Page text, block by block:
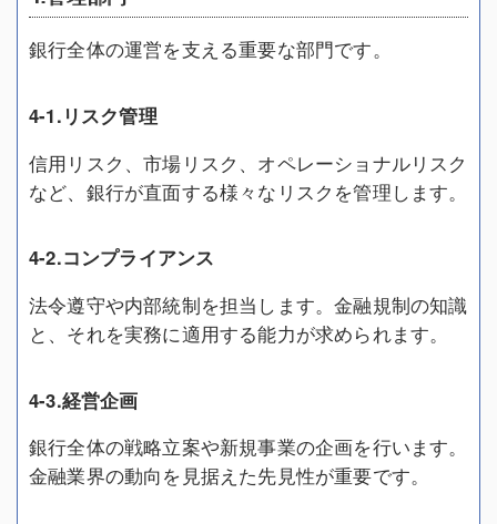
銀行全体の運営を支える重要な部門です。
4-1.リスク管理
信用リスク、市場リスク、オペレーショナルリスク
など、銀行が直面する様々なリスクを管理します。
4-2.コンプライアンス
法令遵守や内部統制を担当します。金融規制の知識
と、それを実務に適用する能力が求められます。
4-3.経営企画
銀行全体の戦略立案や新規事業の企画を行います。
金融業界の動向を見据えた先見性が重要です。